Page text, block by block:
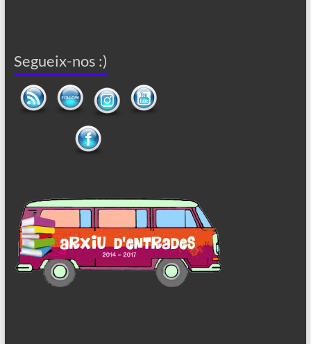
Segueix-nos :)